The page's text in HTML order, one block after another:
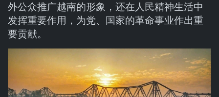
外公众推广越南的形象，还在人民精神生活中
发挥重要作用，为党、国家的革命事业作出重
要贡献。